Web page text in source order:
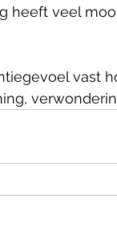
heeft veel
vast